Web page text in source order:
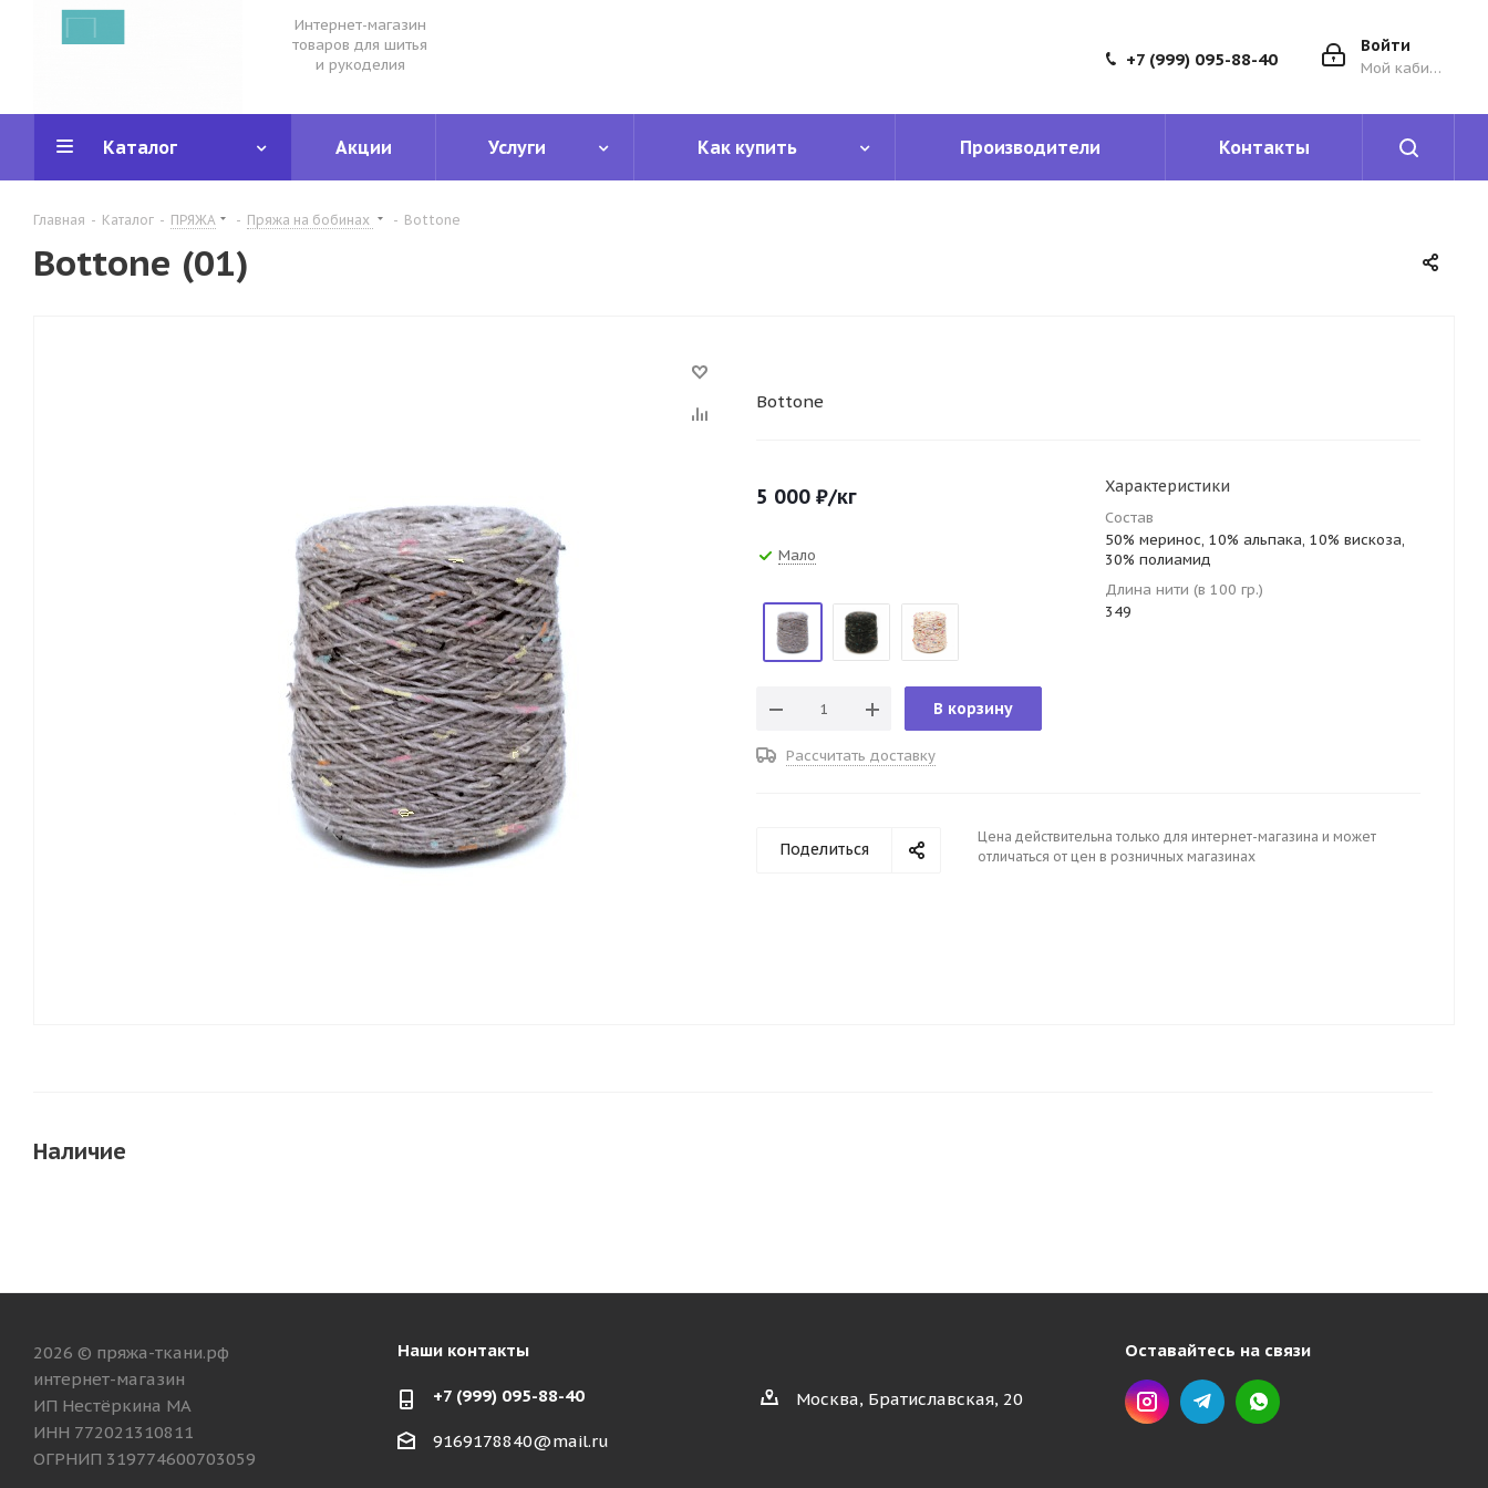
Интернет-магазин
товаров для шитья
и рукоделия
Войти
Мой кабинет
+7 (999) 095-88-40
Каталог Акции Услуги Как купить Производители Контакты
Главная - Каталог - ПРЯЖА - Пряжа на бобинах - Bottone
Bottone (01)
Bottone
5 000 ₽/кг
Мало
В корзину
Рассчитать доставку
Характеристики
Состав
50% меринос, 10% альпака, 10% вискоза,
30% полиамид
Длина нити (в 100 гр.)
349
Поделиться
Цена действительна только для интернет-магазина и может
отличаться от цен в розничных магазинах
Наличие
2026 © пряжа-ткани.рф
интернет-магазин
ИП Нестёркина МА
ИНН 772021310811
ОГРНИП 319774600703059
Наши контакты
+7 (999) 095-88-40
9169178840@mail.ru
Москва, Братиславская, 20
Оставайтесь на связи